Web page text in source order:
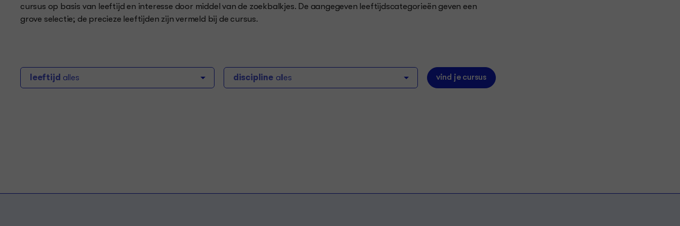
cursus op basis van leeftijd en interesse door middel van de zoekbalkjes. De aangegeven leeftijdscategorieën geven een
grove selectie; de precieze leeftijden zijn vermeld bij de cursus.
leeftijd alles discipline alles vind je cursus